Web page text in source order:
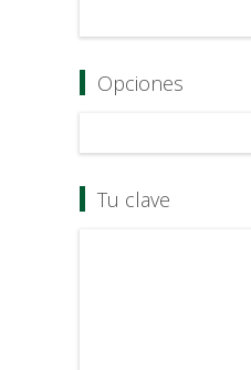
Opciones
Tu clave